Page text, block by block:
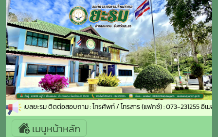
วนตำบลยะรม ติดต่อสอบถาม : โทรศัพท์ / โทรสาร (แฟกซ์) : 073-231255 อีเม
เมนูหน้าหลัก